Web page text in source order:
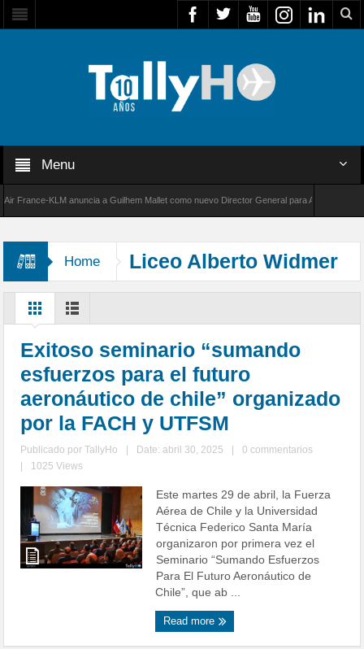
Menu
KLM anuncia a Guilhem Mallet como nuevo Director General para América Latina
Home Liceo Alberto Widmer
Exitoso seminario “sumando
esfuerzos para el futuro
aeronáutico de chile” organizado
por la FACH y UTFSM
Publicado porTallyHo Date: abril 30, 2025
0 commentarios
1025 Views
Este martes 29 de abril, la Fuerza
Aérea de Chile y la Universidad
Técnica Federico Santa María
organizaron por primera vez el
Seminario “Sumando Esfuerzos
Para El Futuro Aeronáutico de
Chile”, que ab ...
Read more